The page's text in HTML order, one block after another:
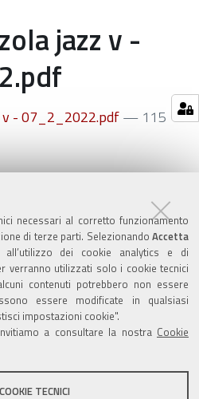
necessari al corretto funzionamento
di terze parti. Selezionando Accetta
dei cookie analytics e di
verranno utilizzati solo i cookie tecnici
contenuti potrebbero non essere
essere modificate in qualsiasi
impostazioni cookie".
a consultare la nostra Cookie
TECNICI
jazz v -
- 07_2_2022.pdf— 115
02/2022
questo sito